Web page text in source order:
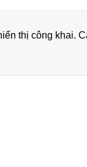
thị công khai.